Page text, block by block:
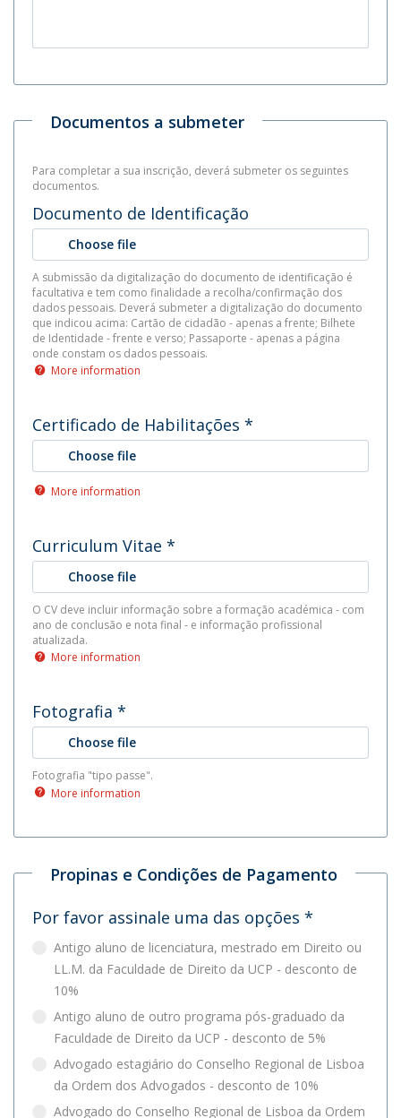
Documentos a submeter
Para completar a sua inscrição, deverá submeter os seguintes
documentos.
Documento de Identificação
Choose file
A submissão da digitalização do documento de identificação é
facultativa e tem como finalidade a recolha/confirmação dos
dados pessoais. Deverá submeter a digitalização do documento
que indicou acima: Cartão de cidadão - apenas a frente; Bilhete
de Identidade - frente e verso; Passaporte - apenas a página
onde constam os dados pessoais.
More information
Certificado de Habilitações *
Choose file
More information
Curriculum Vitae *
Choose file
O CV deve incluir informação sobre a formação académica - com
ano de conclusão e nota final - e informação profissional
atualizada.
More information
Fotografia *
Choose file
Fotografia "tipo passe".
More information
Propinas e Condições de Pagamento
Por favor assinale uma das opções *
Antigo aluno de licenciatura, mestrado em Direito ou
LL.M. da Faculdade de Direito da UCP - desconto de
10%
Antigo aluno de outro programa pós-graduado da
Faculdade de Direito da UCP - desconto de 5%
Advogado estagiário do Conselho Regional de Lisboa
da Ordem dos Advogados - desconto de 10%
Advogado do Conselho Regional de Lisboa da Ordem